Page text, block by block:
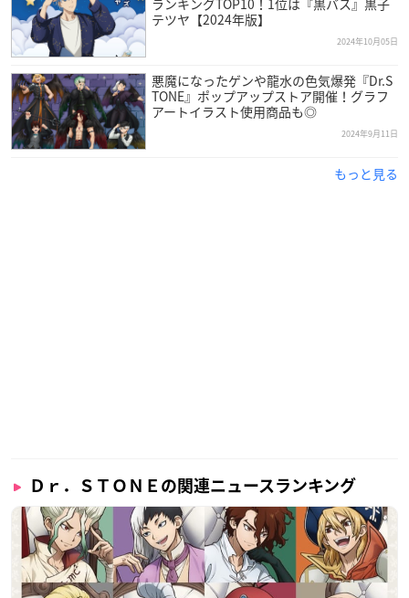
テツヤ【2024年版】
2024年10月05日
悪魔になったゲンや龍水の色気爆発『Dr.S
TONE』ポップアップストア開催！グラフ
アートイラスト使用商品も◎
2024年9月11日
もっと見る
Ｄｒ．ＳＴＯＮＥの関連ニュースランキング